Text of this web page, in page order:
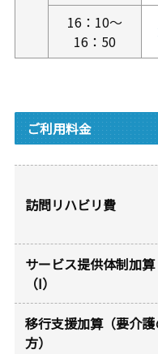
16：10～
16：50
ご利用料金
訪問リハビリ費
サービス提供体制加算
（Ⅰ）
移行支援加算（要介護
方）